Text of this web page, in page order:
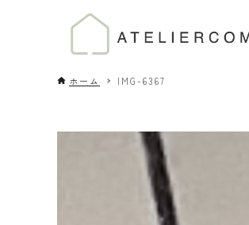
ホーム IMG-6367